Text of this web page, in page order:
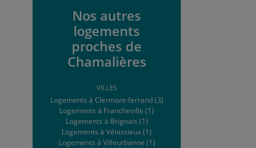
Nos autres
logements
proches de
Chamalières
VILLES
Logements à Clermont-ferrand (3)
Logements à Francheville (1)
Logements à Brignais (1)
Logements à Vénissieux (1)
Logements à Villeurbanne (1)